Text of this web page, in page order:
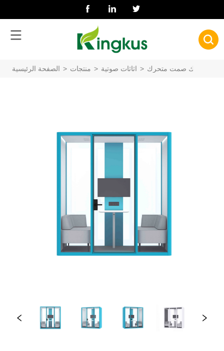
الصفحة الرئيسية > منتجات > اثاثات صوتية > كشك صمت متحرك